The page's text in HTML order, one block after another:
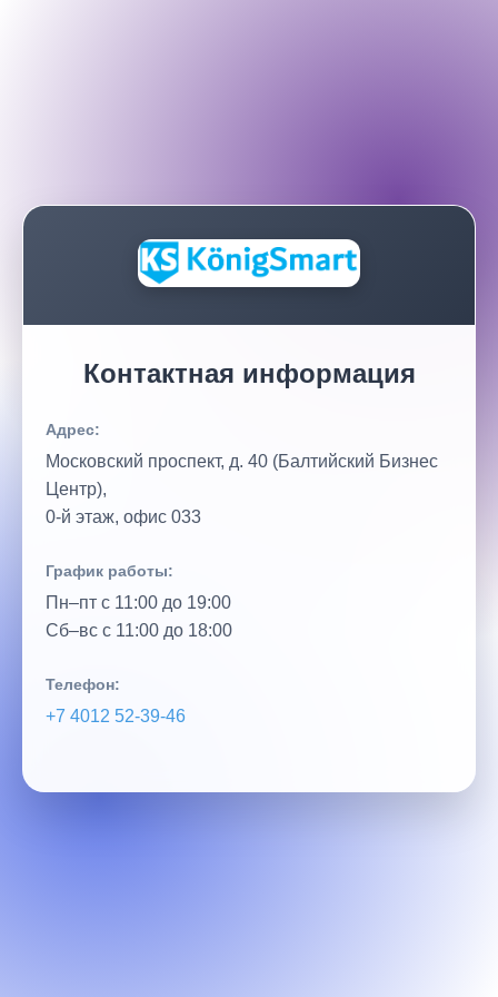
Контактная информация
Адрес:
Московский проспект, д. 40 (Балтийский Бизнес
Центр),
0‑й этаж, офис 033
График работы:
Пн–пт с 11:00 до 19:00
Сб–вс с 11:00 до 18:00
Телефон:
+7 4012 52‑39‑46